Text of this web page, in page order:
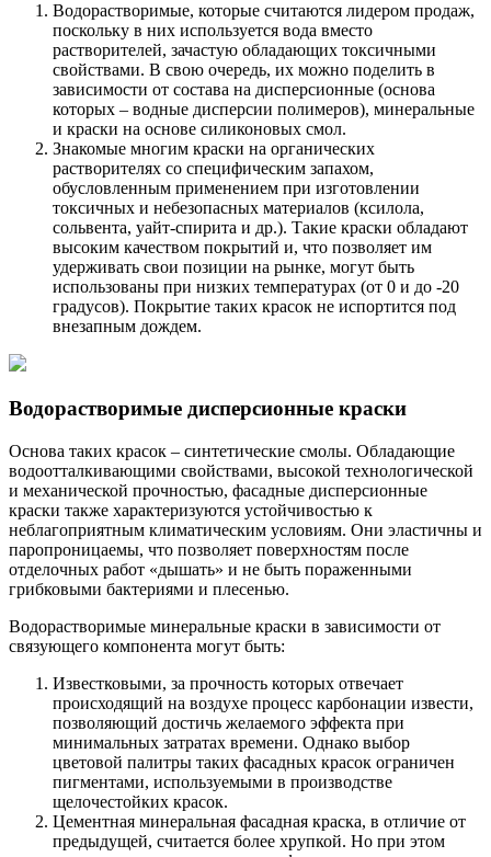
Водорастворимые, которые считаются лидером продаж,
поскольку в них используется вода вместо
растворителей, зачастую обладающих токсичными
свойствами. В свою очередь, их можно поделить в
зависимости от состава на дисперсионные (основа
которых – водные дисперсии полимеров), минеральные
и краски на основе силиконовых смол.
Знакомые многим краски на органических
растворителях со специфическим запахом,
обусловленным применением при изготовлении
токсичных и небезопасных материалов (ксилола,
сольвента, уайт-спирита и др.). Такие краски обладают
высоким качеством покрытий и, что позволяет им
удерживать свои позиции на рынке, могут быть
использованы при низких температурах (от 0 и до -20
градусов). Покрытие таких красок не испортится под
внезапным дождем.
Водорастворимые дисперсионные краски
Основа таких красок – синтетические смолы. Обладающие
водоотталкивающими свойствами, высокой технологической
и механической прочностью, фасадные дисперсионные
краски также характеризуются устойчивостью к
неблагоприятным климатическим условиям. Они эластичны и
паропроницаемы, что позволяет поверхностям после
отделочных работ «дышать» и не быть пораженными
грибковыми бактериями и плесенью.
Водорастворимые минеральные краски в зависимости от
связующего компонента могут быть:
Известковыми, за прочность которых отвечает
происходящий на воздухе процесс карбонации извести,
позволяющий достичь желаемого эффекта при
минимальных затратах времени. Однако выбор
цветовой палитры таких фасадных красок ограничен
пигментами, используемыми в производстве
щелочестойких красок.
Цементная минеральная фасадная краска, в отличие от
предыдущей, считается более хрупкой. Но при этом